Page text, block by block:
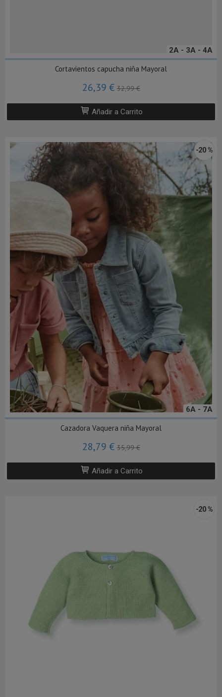
2A - 3A - 4A
Cortavientos capucha niña Mayoral
26,39 €32,99 €
Añadir a Carrito
6A - 7A
-20 %
Cazadora Vaquera niña Mayoral
28,79 €35,99 €
Añadir a Carrito
-20 %